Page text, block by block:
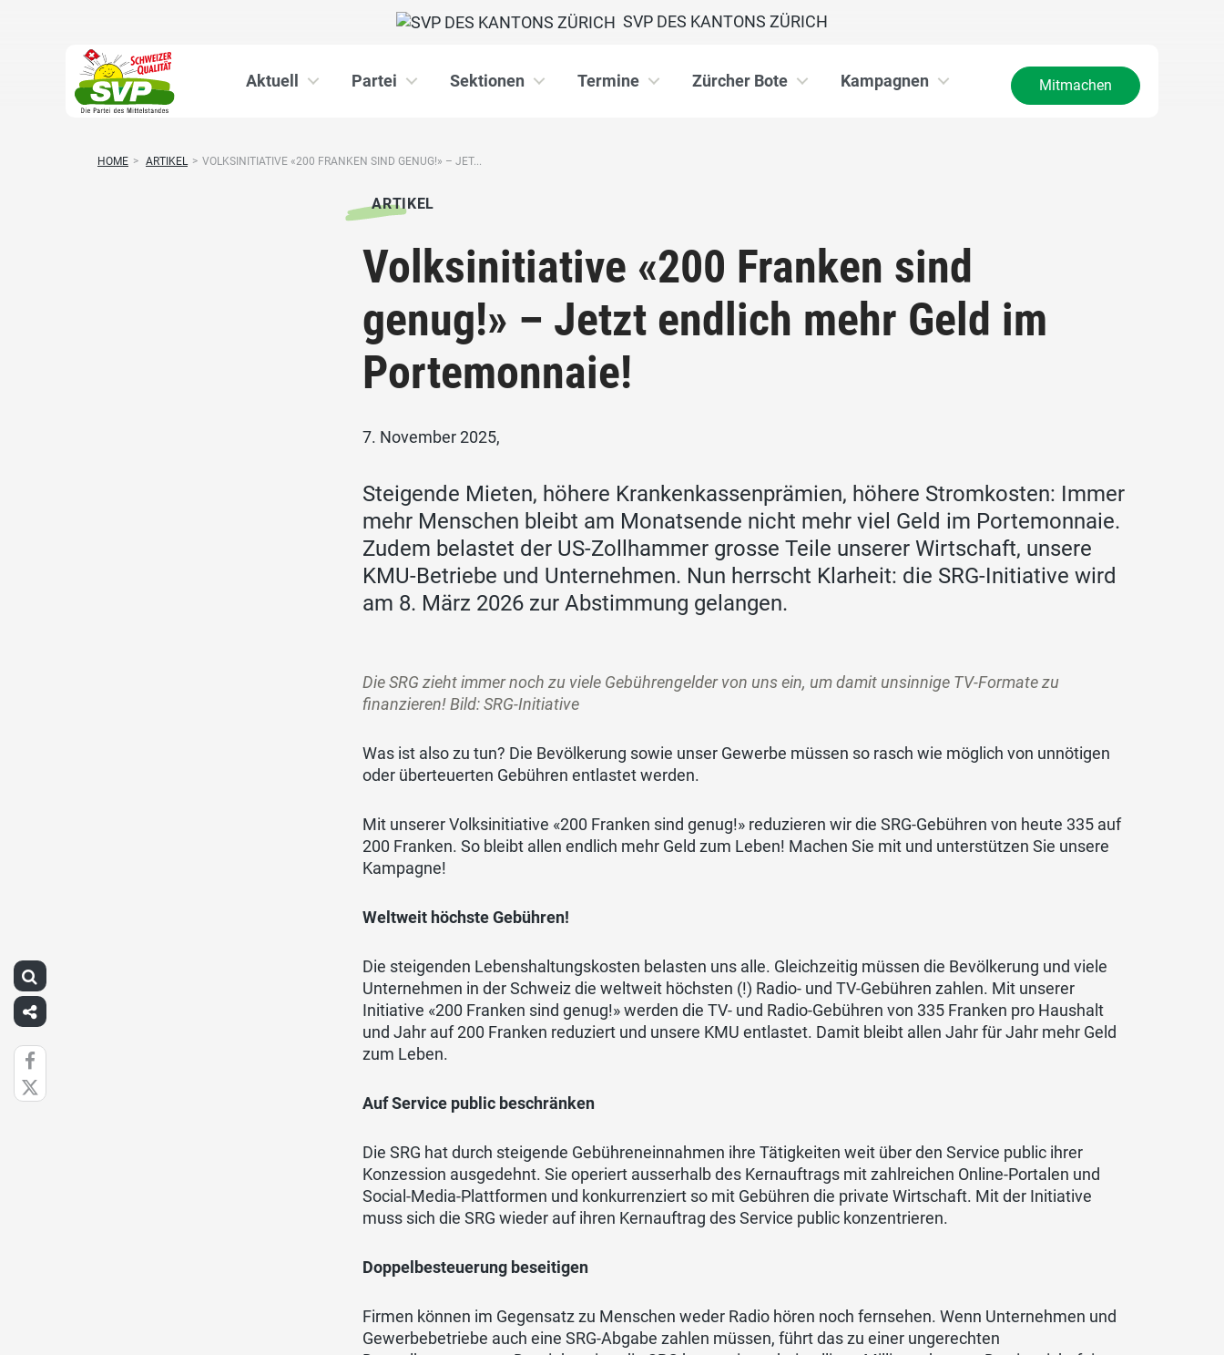
SVP DES KANTONS ZÜRICH
Aktuell Partei Sektionen Termine Zürcher Bote Kampagnen Mitmachen
HOME > ARTIKEL > VOLKSINITIATIVE «200 FRANKEN SIND GENUG!» – JET...
ARTIKEL
Volksinitiative «200 Franken sind
genug!» – Jetzt endlich mehr Geld im
Portemonnaie!
7. November 2025,
Steigende Mieten, höhere Krankenkassenprämien, höhere Stromkosten: Immer
mehr Menschen bleibt am Monatsende nicht mehr viel Geld im Portemonnaie.
Zudem belastet der US-Zollhammer grosse Teile unserer Wirtschaft, unsere
KMU-Betriebe und Unternehmen. Nun herrscht Klarheit: die SRG-Initiative wird
am 8. März 2026 zur Abstimmung gelangen.
Die SRG zieht immer noch zu viele Gebührengelder von uns ein, um damit unsinnige TV-Formate zu
finanzieren! Bild: SRG-Initiative
Was ist also zu tun? Die Bevölkerung sowie unser Gewerbe müssen so rasch wie möglich von unnötigen
oder überteuerten Gebühren entlastet werden.
Mit unserer Volksinitiative «200 Franken sind genug!» reduzieren wir die SRG-Gebühren von heute 335 auf
200 Franken. So bleibt allen endlich mehr Geld zum Leben! Machen Sie mit und unterstützen Sie unsere
Kampagne!
Weltweit höchste Gebühren!
Die steigenden Lebenshaltungskosten belasten uns alle. Gleichzeitig müssen die Bevölkerung und viele
Unternehmen in der Schweiz die weltweit höchsten (!) Radio- und TV-Gebühren zahlen. Mit unserer
Initiative «200 Franken sind genug!» werden die TV- und Radio-Gebühren von 335 Franken pro Haushalt
und Jahr auf 200 Franken reduziert und unsere KMU entlastet. Damit bleibt allen Jahr für Jahr mehr Geld
zum Leben.
Auf Service public beschränken
Die SRG hat durch steigende Gebühreneinnahmen ihre Tätigkeiten weit über den Service public ihrer
Konzession ausgedehnt. Sie operiert ausserhalb des Kernauftrags mit zahlreichen Online-Portalen und
Social-Media-Plattformen und konkurrenziert so mit Gebühren die private Wirtschaft. Mit der Initiative
muss sich die SRG wieder auf ihren Kernauftrag des Service public konzentrieren.
Doppelbesteuerung beseitigen
Firmen können im Gegensatz zu Menschen weder Radio hören noch fernsehen. Wenn Unternehmen und
Gewerbebetriebe auch eine SRG-Abgabe zahlen müssen, führt das zu einer ungerechten